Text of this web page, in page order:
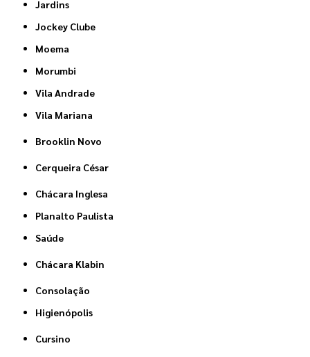
Jardins
Jockey Clube
Moema
Morumbi
Vila Andrade
Vila Mariana
Brooklin Novo
Cerqueira César
Chácara Inglesa
Planalto Paulista
Saúde
Chácara Klabin
Consolação
Higienópolis
Cursino